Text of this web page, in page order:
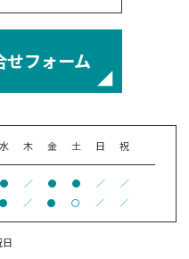
せフォーム
水 木 金 土 日 祝
● ／ ● ● ／ ／
● ／ ● 〇 ／ ／